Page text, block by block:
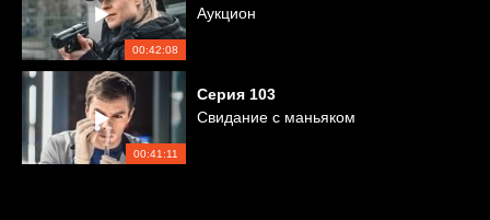
00:42:08
Аукцион
00:41:11
Серия 103
Свидание с маньяком